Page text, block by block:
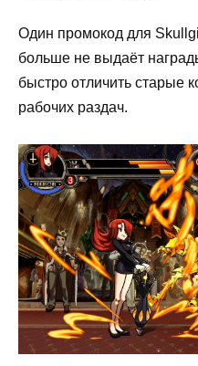
Один промокод для
больше не выдаёт
быстро отличить старые
рабочих раздач.